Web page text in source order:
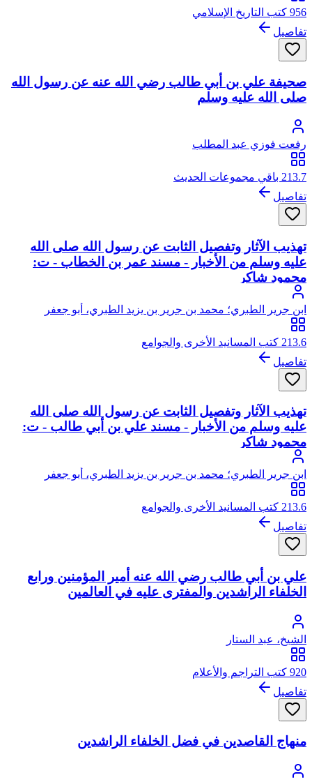
956 كتب التاريخ الإسلامي
تفاصيل
صحيفة علي بن أبي طالب رضي الله عنه عن رسول الله
صلى الله عليه وسلم
رفعت فوزي عبد المطلب
213.7 باقي مجموعات الحديث
تفاصيل
تهذيب الآثار وتفصيل الثابت عن رسول الله صلى الله
عليه وسلم من الأخبار - مسند عمر بن الخطاب - ت:
محمود شاكر
ابن جرير الطبري؛ محمد بن جرير بن يزيد الطبري، أبو جعفر
213.6 كتب المسانيد الأخرى والجوامع
تفاصيل
تهذيب الآثار وتفصيل الثابت عن رسول الله صلى الله
عليه وسلم من الأخبار - مسند علي بن أبي طالب - ت:
محمود شاكر
ابن جرير الطبري؛ محمد بن جرير بن يزيد الطبري، أبو جعفر
213.6 كتب المسانيد الأخرى والجوامع
تفاصيل
علي بن أبي طالب رضي الله عنه أمير المؤمنين ورابع
الخلفاء الراشدين والمفترى عليه في العالمين
الشيخ، عبد الستار
920 كتب التراجم والأعلام
تفاصيل
منهاج القاصدين في فضل الخلفاء الراشدين